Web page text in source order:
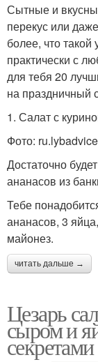
Сытные и
перекус или
более, что такой
практически с
для тебя 20
на праздничный
1. Салат с
Фото:
Достаточно
ананасов из
Тебе
ананасов, 3
майонез.
читать дальше →
Цезарь
сыром и
секретами